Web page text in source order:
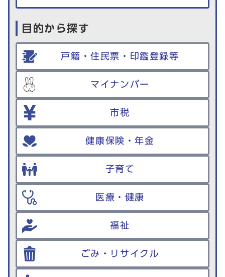
目的から探す
戸籍・住民票・印鑑登録等
マイナンバー
市税
健康保険・年金
子育て
医療・健康
福祉
ごみ・リサイクル